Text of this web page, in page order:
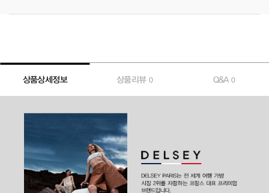
상품상세정보 상품리뷰 0 Q&A0